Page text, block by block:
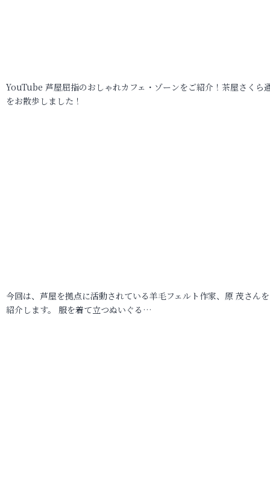
YouTube 芦屋屈指のおしゃれカフェ・ゾーンをご紹介！茶屋さくら
をお散歩しました！
今回は、芦屋を拠点に活動されている羊毛フェルト作家、原 茂さん
紹介します。 服を着て立つぬいぐる…